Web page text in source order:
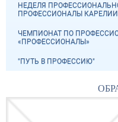
НЕДЕЛЯ
ПРОФЕССИОНАЛЫ
ЧЕМПИОНАТ ПО
«ПРОФЕССИОНАЛЫ»
"ПУТЬ В ПРОФЕССИЮ"